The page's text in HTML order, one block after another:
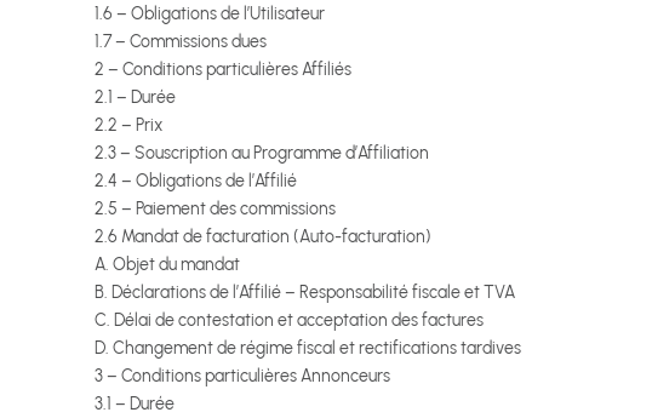
1.6 – Obligations de l’Utilisateur
1.7 – Commissions dues
2 – Conditions particulières Affiliés
2.1 – Durée
2.2 – Prix
2.3 – Souscription au Programme d’Affiliation
2.4 – Obligations de l’Affilié
2.5 – Paiement des commissions
2.6 Mandat de facturation (Auto-facturation)
A. Objet du mandat
B. Déclarations de l’Affilié – Responsabilité fiscale et TVA
C. Délai de contestation et acceptation des factures
D. Changement de régime fiscal et rectifications tardives
3 – Conditions particulières Annonceurs
3.1 – Durée